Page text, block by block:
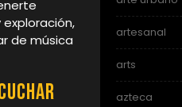
de música
artesanal
arts
azteca